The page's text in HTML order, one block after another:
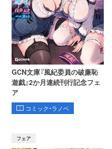
GCN文庫『風紀委員の破廉恥
遊戯』2か月連続刊行記念フェ
ア
コミック・ラノベ
フェア